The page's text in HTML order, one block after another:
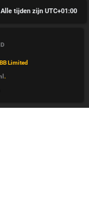
Alle tijden zijn UTC+01:00
Limited
.